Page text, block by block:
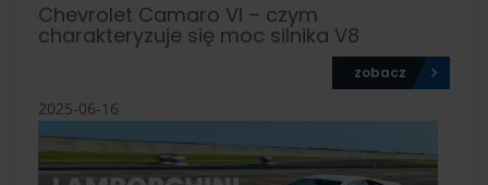
Chevrolet Camaro VI – czym
charakteryzuje się moc silnika V8
zobacz
2025-06-16